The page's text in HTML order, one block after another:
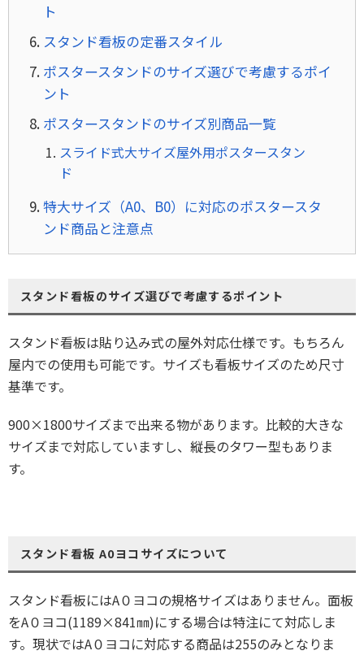
ト
スタンド看板の定番スタイル
ポスタースタンドのサイズ選びで考慮するポイ
ント
ポスタースタンドのサイズ別商品一覧
スライド式大サイズ屋外用ポスタースタン
ド
特大サイズ（A0、B0）に対応のポスタースタ
ンド商品と注意点
スタンド看板のサイズ選びで考慮するポイント
スタンド看板は貼り込み式の屋外対応仕様です。もちろん
屋内での使用も可能です。サイズも看板サイズのため尺寸
基準です。
900×1800サイズまで出来る物があります。比較的大きな
サイズまで対応していますし、縦長のタワー型もありま
す。
スタンド看板 A0ヨコサイズについて
スタンド看板にはA０ヨコの規格サイズはありません。面板
をA０ヨコ(1189×841㎜)にする場合は特注にて対応しま
す。現状ではA０ヨコに対応する商品は255のみとなりま